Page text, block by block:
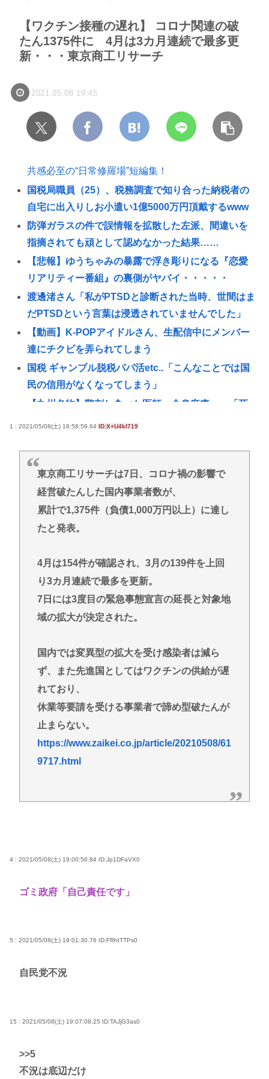
【ワクチン接種の遅れ】 コロナ関連の破
たん1375件に 4月は3カ月連続で最多更
新・・・東京商工リサーチ
2021.05.08 19:45
共感必至の“日常修羅場”短編集！
国税局職員（25）、税務調査で知り合った納税者の
自宅に出入りしお小遣い1億5000万円頂戴するwww
防弾ガラスの件で誤情報を拡散した左派、間違いを
指摘されても頑として認めなかった結果……
【悲報】ゆうちゃみの暴露で浮き彫りになる『恋愛
リアリティー番組』の裏側がヤバイ・・・・・
渡邊渚さん「私がPTSDと診断された当時、世間はま
だPTSDという言葉は浸透されていませんでした」
【動画】K-POPアイドルさん、生配信中にメンバー
達にチクビを弄られてしまう
国税 ギャンブル脱税パパ活etc..「こんなことでは国
民の信用がなくなってしまう」
【九州名物】鶏刺し食べた医師、全身麻痺へ…「死
ないwww
【悲報】17歳で無期懲役になった奴、怖いwww
日本の輸出額、韓国・台湾に抜かれる。アカンゴミ
国すぎて涙出てきた…
【困惑】日本から刺青への偏見を消し去りたいんや
『ヤニねこ』新海誠、水島努、綾辻行人らクリエイ
ターが絶賛 過激描写はBPOでも議論に
避難所地獄と化す「ずっと同じ食べ物&断水でトイレ
流せず悪臭&床に直接就寝&コロナ感染」
チック症のゆうぽん、久々に見たらめっちゃ悪化し
てた…
Powered by livedoor 相互RSS
1 : 2021/05/08(土) 18:58:59.64 ID:X+U4kI719
東京商工リサーチは7日、コロナ禍の影響で
経営破たんした国内事業者数が、
累計で1,375件（負債1,000万円以上）に達し
たと発表。
4月は154件が確認され、3月の139件を上回
り3カ月連続で最多を更新。
7日には3度目の緊急事態宣言の延長と対象地
域の拡大が決定された。
国内では変異型の拡大を受け感染者は減ら
ず、また先進国としてはワクチンの供給が遅
れており、
休業等要請を受ける事業者で諦め型破たんが
止まらない。
https://www.zaikei.co.jp/article/20210508/61
9717.html
4 : 2021/05/08(土) 19:00:56.84 ID:Jp1DFaVX0
ゴミ政府「自己責任です」
5 : 2021/05/08(土) 19:01:30.76 ID:FRhtTTPs0
自民党不況
15 : 2021/05/08(土) 19:07:08.25 ID:TAJjG3as0
>>5
不況は底辺だけ